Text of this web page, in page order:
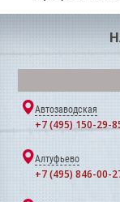
Автозаводская
+7 (495) 150-29-
Алтуфьево
+7 (495) 846-00-